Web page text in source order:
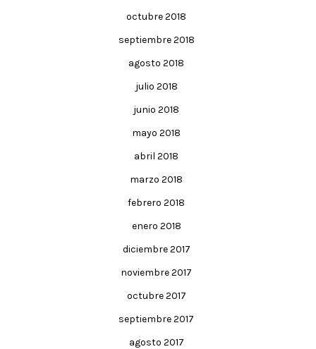
octubre 2018
septiembre 2018
agosto 2018
julio 2018
junio 2018
mayo 2018
abril 2018
marzo 2018
febrero 2018
enero 2018
diciembre 2017
noviembre 2017
octubre 2017
septiembre 2017
agosto 2017